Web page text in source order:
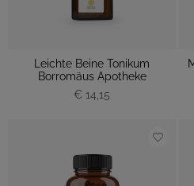
Leichte Beine Tonikum
Borromäus Apotheke
€ 14,15